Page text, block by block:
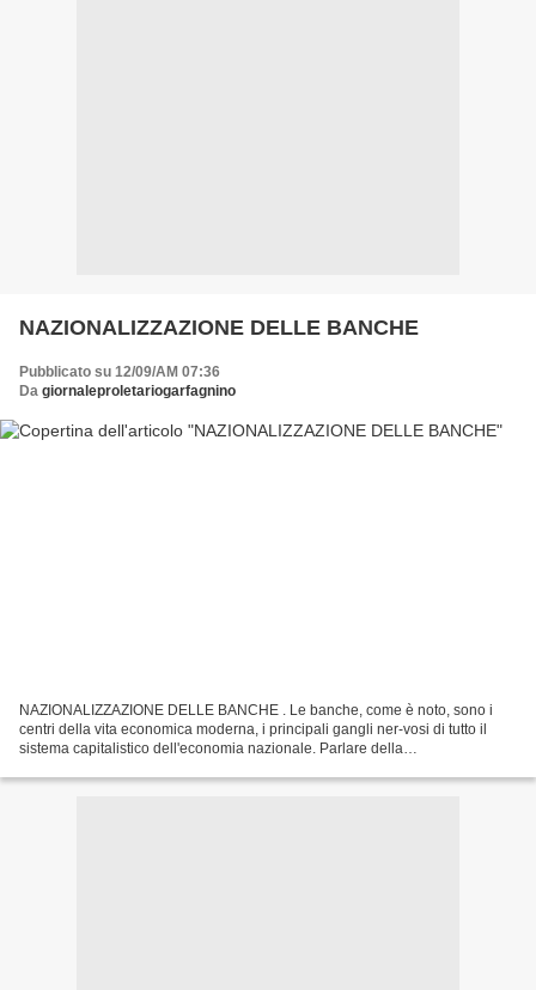
NAZIONALIZZAZIONE DELLE BANCHE
Pubblicato su 12/09/AM 07:36
Da giornaleproletariogarfagnino
NAZIONALIZZAZIONE DELLE BANCHE . Le banche, come è noto, sono i
centri della vita economica moderna, i principali gangli ner-vosi di tutto il
sistema capitalistico dell'economia nazionale. Parlare della